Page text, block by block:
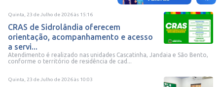
Quinta, 23 de Julho de 2026às 15:16
CRAS de Sidrolândia oferecem
orientação, acompanhamento e acesso
a servi...
Atendimento é realizado nas unidades Cascatinha, Jandaia e São Bento,
conforme o território de residência de cad...
Quinta, 23 de Julho de 2026às 10:03